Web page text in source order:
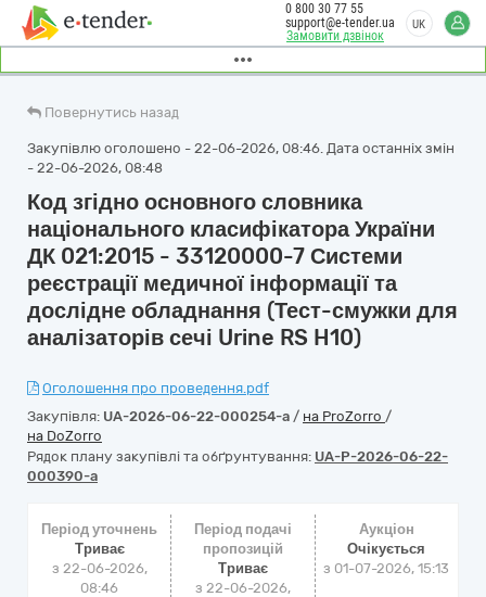
Замовити дзвінок
0 800 30 77 55
support@e-tender.ua
UK
Повернутись назад
Закупівлю оголошено - 22-06-2026, 08:46. Дата останніх змін
- 22-06-2026, 08:48
Код згідно основного словника
національного класифікатора України
ДК 021:2015 - 33120000-7 Системи
реєстрації медичної інформації та
дослідне обладнання (Тест-смужки для
аналізаторів сечі Urine RS H10)
Оголошення про проведення.pdf
Закупівля: UA-2026-06-22-000254-a / на ProZorro /
на DoZorro
Рядок плану закупівлі та обґрунтування: UA-P-2026-06-22-
000390-a
Період уточнень
Триває
з 22-06-2026,
08:46
Період подачі
пропозицій
Триває
з 22-06-2026,
Аукціон
Очікується
з 01-07-2026, 15:13